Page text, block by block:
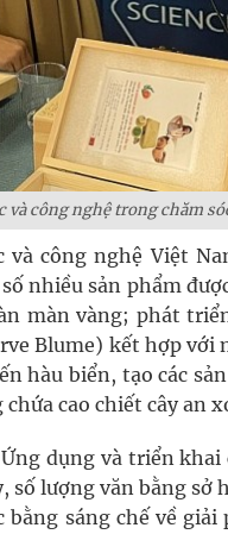
và công nghệ trong chăm
công nghệ Việt
nhiều sản phẩm
màn vàng; phát
Blume) kết hợp với
hàu biển, tạo các
cao chiết cây an
dụng và triển
số lượng văn bằng sở
sáng chế về